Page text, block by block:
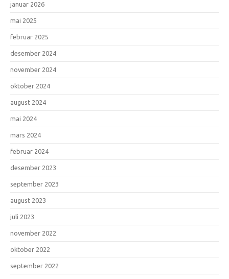
januar 2026
mai 2025
februar 2025
desember 2024
november 2024
oktober 2024
august 2024
mai 2024
mars 2024
februar 2024
desember 2023
september 2023
august 2023
juli 2023
november 2022
oktober 2022
september 2022